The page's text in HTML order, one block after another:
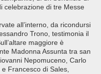
celebrazione di tre Messe
all’interno, da ricondursi
Trono, testimonia il
maggiore è
Madonna Assunta tra san
Nepomuceno, Carlo
Francesco di Sales,